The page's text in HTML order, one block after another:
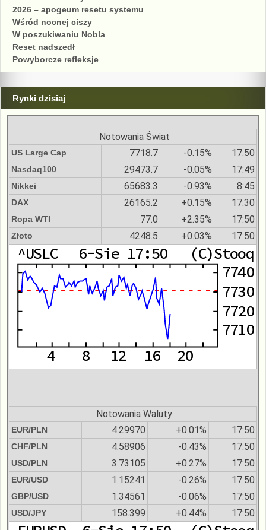
2026 – apogeum resetu systemu
Wśród nocnej ciszy
W poszukiwaniu Nobla
Reset nadszedł
Powyborcze refleksje
Rynki dzisiaj
Notowania Świat
US Large Cap 7718.7 -0.15% 17:50
Nasdaq100 29473.7 -0.05% 17:49
Nikkei 65683.3 -0.93% 8:45
DAX 26165.2 +0.15% 17:30
Ropa WTI 77.0 +2.35% 17:50
Złoto 4248.5 +0.03% 17:50
Notowania Waluty
EUR/PLN 4.29970 +0.01% 17:50
CHF/PLN 4.58906 -0.43% 17:50
USD/PLN 3.73105 +0.27% 17:50
EUR/USD 1.15241 -0.26% 17:50
GBP/USD 1.34561 -0.06% 17:50
USD/JPY 158.399 +0.44% 17:50